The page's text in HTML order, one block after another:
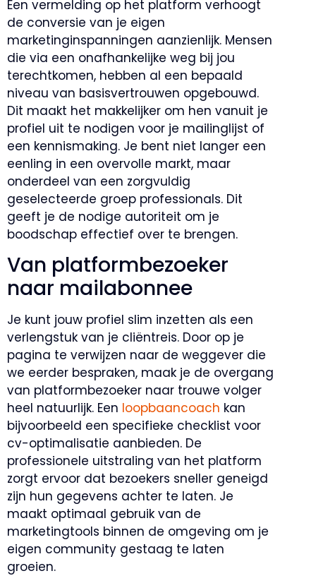
Een vermelding op het platform verhoogt
de conversie van je eigen
marketinginspanningen aanzienlijk. Mensen
die via een onafhankelijke weg bij jou
terechtkomen, hebben al een bepaald
niveau van basisvertrouwen opgebouwd.
Dit maakt het makkelijker om hen vanuit je
profiel uit te nodigen voor je mailinglijst of
een kennismaking. Je bent niet langer een
eenling in een overvolle markt, maar
onderdeel van een zorgvuldig
geselecteerde groep professionals. Dit
geeft je de nodige autoriteit om je
boodschap effectief over te brengen.
Van platformbezoeker
naar mailabonnee
Je kunt jouw profiel slim inzetten als een
verlengstuk van je cliëntreis. Door op je
pagina te verwijzen naar de weggever die
we eerder bespraken, maak je de overgang
van platformbezoeker naar trouwe volger
heel natuurlijk. Een loopbaancoach kan
bijvoorbeeld een specifieke checklist voor
cv-optimalisatie aanbieden. De
professionele uitstraling van het platform
zorgt ervoor dat bezoekers sneller geneigd
zijn hun gegevens achter te laten. Je
maakt optimaal gebruik van de
marketingtools binnen de omgeving om je
eigen community gestaag te laten
groeien.